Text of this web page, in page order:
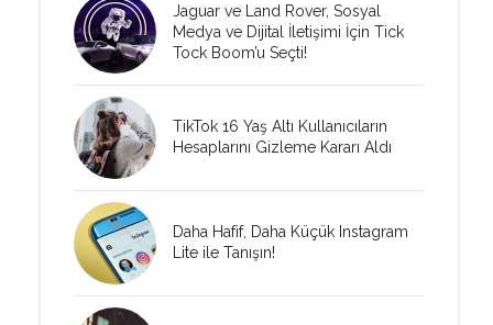
Jaguar ve Land Rover, Sosyal
Medya ve Dijital İletişimi İçin Tick
Tock Boom’u Seçti!
TikTok 16 Yaş Altı Kullanıcıların
Hesaplarını Gizleme Kararı Aldı
Daha Hafif, Daha Küçük Instagram
Lite ile Tanışın!